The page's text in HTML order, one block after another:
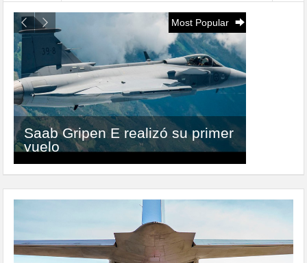
Most Popular
Saab Gripen E realizó su primer
vuelo
Ceremonia «Día de la
Aeronáutica Nacional»